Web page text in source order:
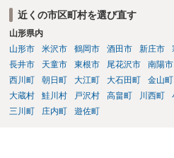
近くの市区町村を選び直す
山形県内
山形市
米沢市 鶴岡市 酒田市 新庄市
長井市
天童市 東根市 尾花沢市 南陽市
西川町
朝日町 大江町 大石田町 金山町
大蔵村
鮭川村 戸沢村 高畠町 川西町
三川町
庄内町 遊佐町